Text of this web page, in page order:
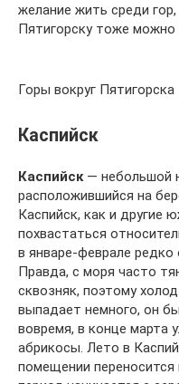
желание жить среди
Пятигорску тоже можно
Горы вокруг Пятигорска
Каспийск
Каспийск— небольшой
расположившийся на
Каспийск, как и другие
похвастаться
в январе-феврале редко
Правда, с моря часто
сквозняк, поэтому
выпадает немного, он
вовремя, в конце марта
абрикосы. Лето в
помещении